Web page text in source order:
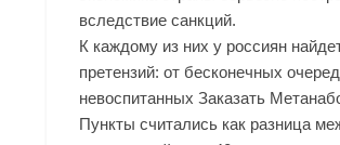
вследствие санкций.
К каждому из них у россиян
претензий: от бесконечных
невоспитанных Заказать
Пункты считались как разница